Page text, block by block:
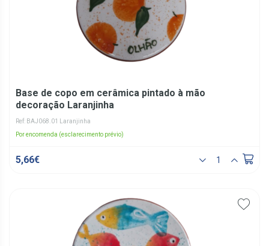
Base de copo em cerâmica pintado à mão
decoração Laranjinha
Ref: BAJ068.01 Laranjinha
Por encomenda (esclarecimento prévio)
5,66€